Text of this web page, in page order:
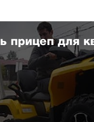
прицеп для